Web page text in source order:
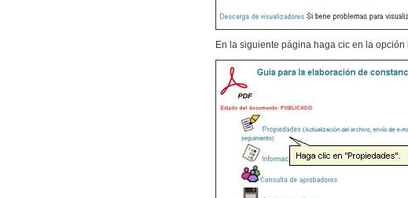
En la siguiente página haga cic en la opción